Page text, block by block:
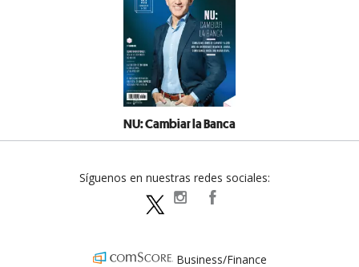
NU: Cambiar la Banca
Síguenos en nuestras redes sociales:
expansionpolitica
Business/Finance